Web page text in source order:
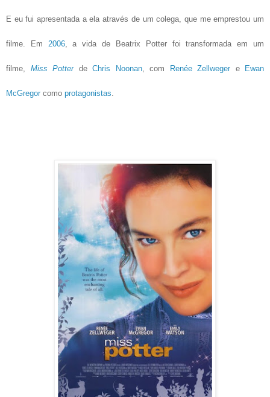
E eu fui apresentada a ela através de um colega, que me emprestou um
filme. Em 2006, a vida de Beatrix Potter foi transformada em um
filme, Miss Potter de Chris Noonan, com Renée Zellweger e Ewan
McGregor como protagonistas.